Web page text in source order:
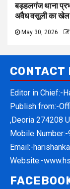
बड़हलगंज थाना
अवैध वसूली का
May 30, 2026
Editor in Chief:-
Publish from:-
,Deoria 274208
Mobile Number:-
Email:-
Website:-